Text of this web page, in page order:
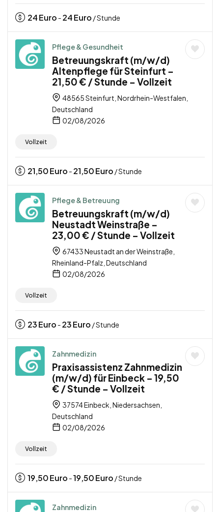
24Euro - 24Euro / Stunde
Pflege & Gesundheit
Betreuungskraft (m/w/d)
Altenpflege für Steinfurt –
21,50 € / Stunde – Vollzeit
48565 Steinfurt, Nordrhein-Westfalen,
Deutschland
02/08/2026
Vollzeit
21,50Euro - 21,50Euro / Stunde
Pflege & Betreuung
Betreuungskraft (m/w/d)
Neustadt Weinstraße –
23,00 € / Stunde – Vollzeit
67433 Neustadt an der Weinstraße,
Rheinland-Pfalz, Deutschland
02/08/2026
Vollzeit
23Euro - 23Euro / Stunde
Zahnmedizin
Praxisassistenz Zahnmedizin
(m/w/d) für Einbeck – 19,50
€ / Stunde – Vollzeit
37574 Einbeck, Niedersachsen,
Deutschland
02/08/2026
Vollzeit
19,50Euro -19,50Euro / Stunde
Zahnmedizin